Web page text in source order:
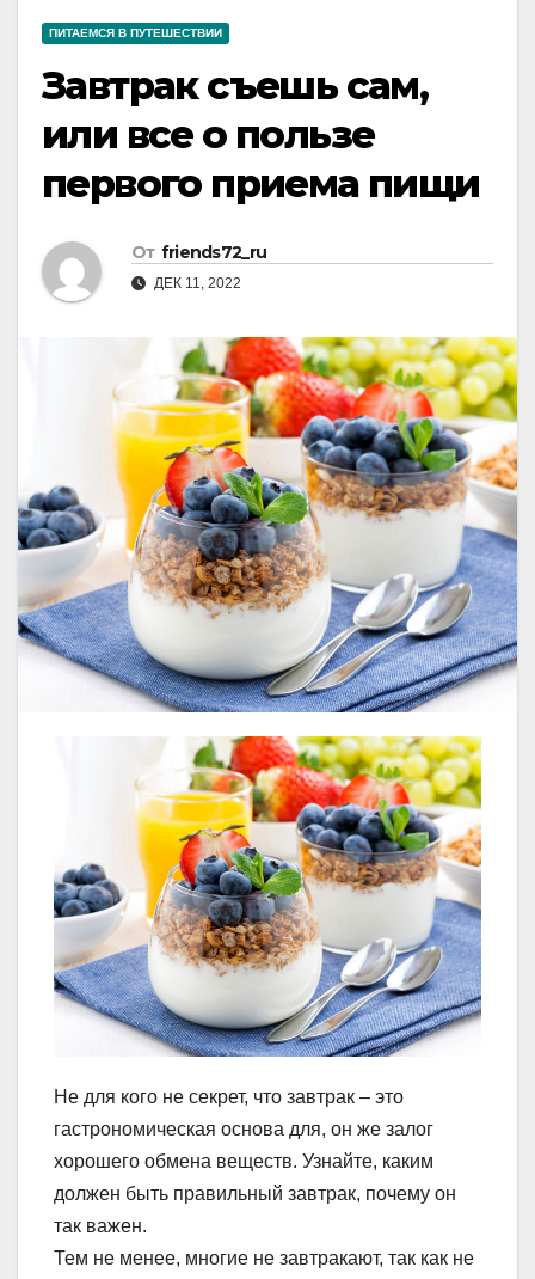
ПИТАЕМСЯ В ПУТЕШЕСТВИИ
Завтрак съешь сам,
или все о пользе
первого приема пищи
От friends72_ru
ДЕК 11, 2022
Не для кого не секрет, что завтрак – это
гастрономическая основа для, он же залог
хорошего обмена веществ. Узнайте, каким
должен быть правильный завтрак, почему он
так важен.
Тем не менее, многие не завтракают, так как не